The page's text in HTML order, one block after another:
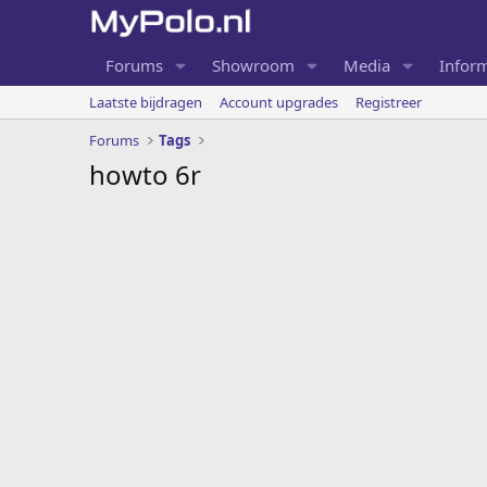
Forums Showroom Media
Laatste bijdragen Account upgrades
Registreer
Forums
Tags
howto 6r